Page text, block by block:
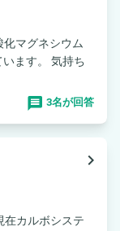
マグネシウム
気持ち
3名が回答
navigate_next
在カルボシステ